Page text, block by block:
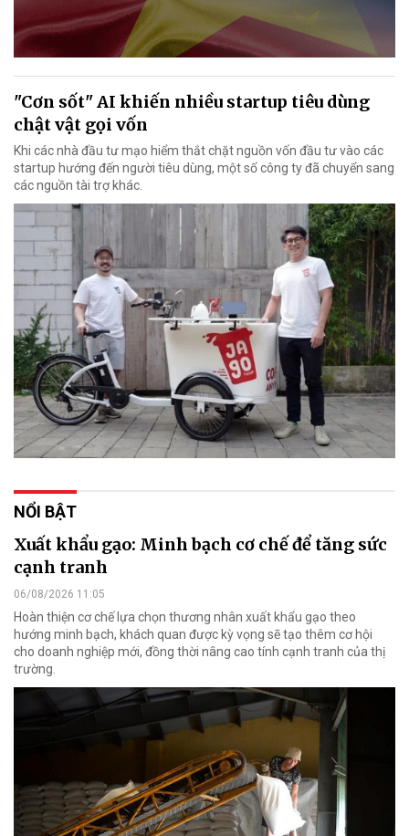
"Cơn sốt" AI khiến nhiều startup tiêu dùng
chật vật gọi vốn
Khi các nhà đầu tư mạo hiểm thắt chặt nguồn vốn đầu tư vào các
startup hướng đến người tiêu dùng, một số công ty đã chuyển sang
các nguồn tài trợ khác.
NỔI BẬT
Xuất khẩu gạo: Minh bạch cơ chế để tăng sức
cạnh tranh
06/08/2026 11:05
Hoàn thiện cơ chế lựa chọn thương nhân xuất khẩu gạo theo
hướng minh bạch, khách quan được kỳ vọng sẽ tạo thêm cơ hội
cho doanh nghiệp mới, đồng thời nâng cao tính cạnh tranh của thị
trường.